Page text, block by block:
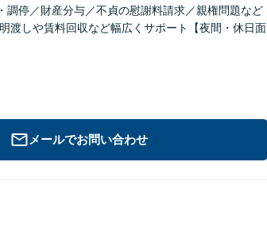
調停／財産分与／不貞の慰謝料請求／親権問題など
渡しや賃料回収など幅広くサポート【夜間・休日面
メールでお問い合わせ